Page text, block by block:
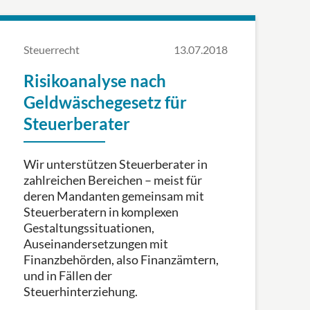
Steuerrecht 13.07.2018
Risikoanalyse nach
Geldwäschegesetz für
Steuerberater
Wir unterstützen Steuerberater in
zahlreichen Bereichen – meist für
deren Mandanten gemeinsam mit
Steuerberatern in komplexen
Gestaltungssituationen,
Auseinandersetzungen mit
Finanzbehörden, also Finanzämtern,
und in Fällen der
Steuerhinterziehung.